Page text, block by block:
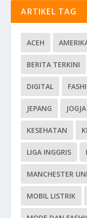
ARTIKEL TAG
ACEH
BERITA TERKINI
DIGITAL
JEPANG JOGJA
KESEHATAN
LIGA INGGRIS
MANCHESTER
MOBIL LISTRIK